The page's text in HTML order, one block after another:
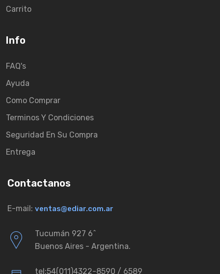
Carrito
Info
FAQ's
Ayuda
Como Comprar
Terminos Y Condiciones
Seguridad En Su Compra
Entrega
Contactanos
E-mail: ventas@ediar.com.ar
Tucumán 927 6ˆ
Buenos Aires - Argentina.
tel:54(011)4322-8590 / 6589